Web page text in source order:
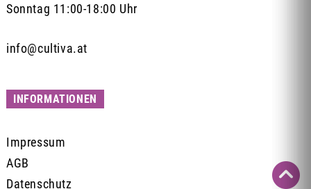
Sonntag 11:00-18:00 Uhr
info@cultiva.at
INFORMATIONEN
Impressum
AGB
Datenschutz
